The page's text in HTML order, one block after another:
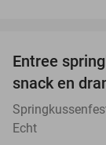
Entree
snack en
Echt